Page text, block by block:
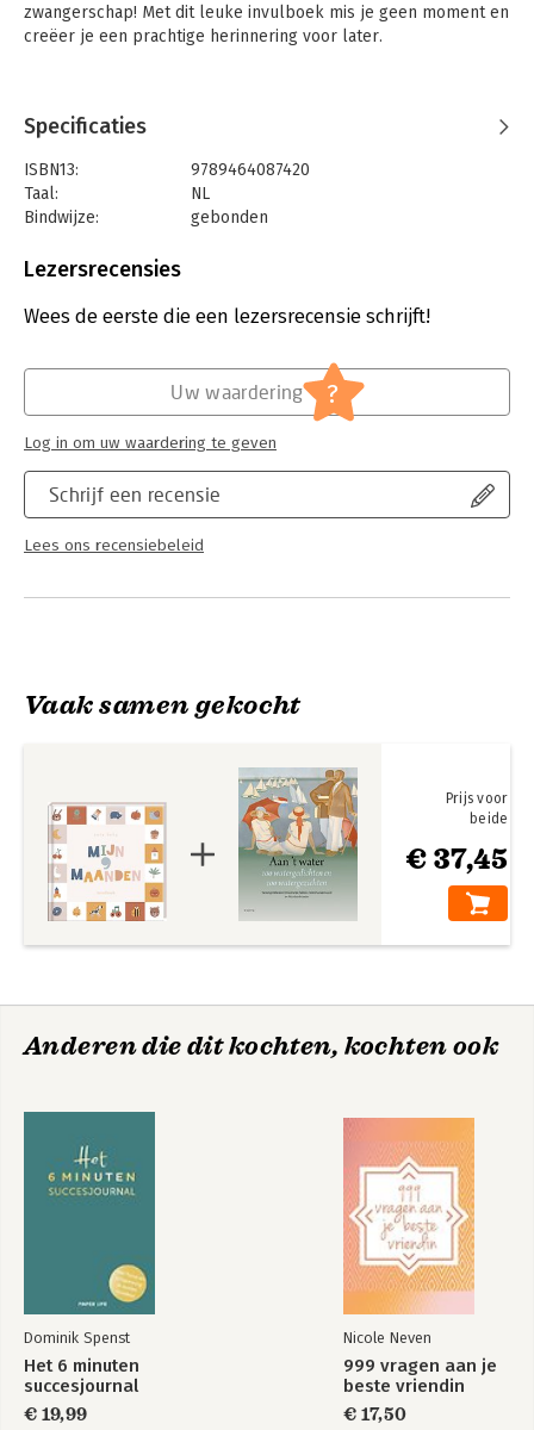
zwangerschap! Met dit leuke invulboek mis je geen moment en
creëer je een prachtige herinnering voor later.
Specificaties
ISBN13:
9789464087420
Taal:
NL
Bindwijze:
gebonden
Uitgever:
Verschijningsdatum:
1-8-2024
Lezersrecensies
Wees de eerste die een lezersrecensie schrijft!
Schrijf een recensie
Lees ons recensiebeleid
Uw waardering ?
Log in om uw waardering te geven
Vaak samen gekocht
€ 37,45
Prijs voor
beide
Anderen die dit kochten, kochten ook
Dominik Spenst
Het 6 minuten
succesjournal
€ 19,99
Nicole Neven
999 vragen aan je
beste vriendin
€ 17,50